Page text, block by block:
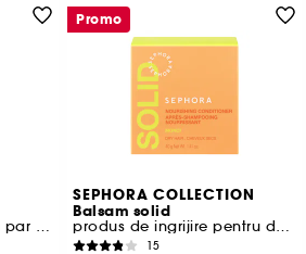
Balsam hranitor pentru par uscat
SEPHORA COLLECTION
Balsam solid
produs de ingrijire pentru descurcarea parului
15
Promo